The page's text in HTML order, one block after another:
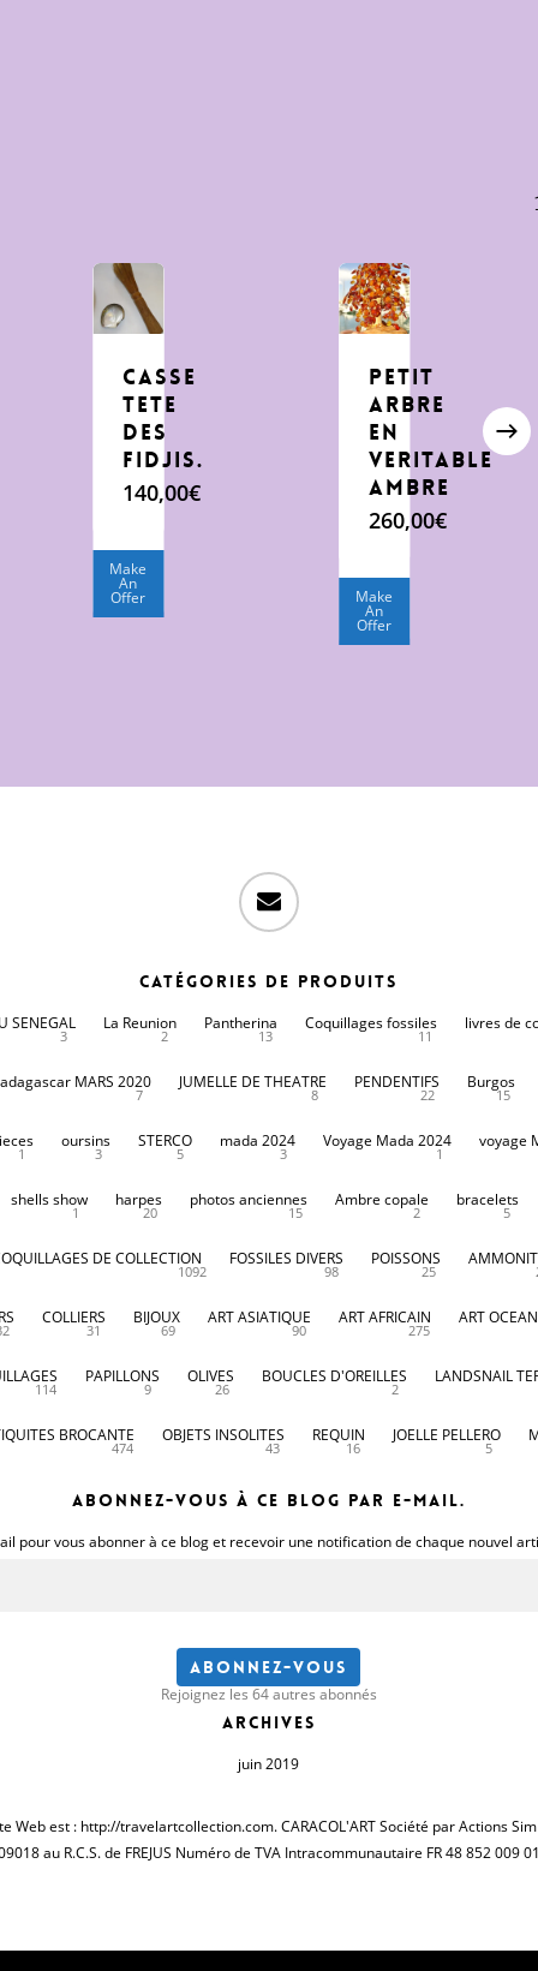
casse
tete
des
Fidjis.
140,00€
Make
An
Offer
Petit
arbre
en
veritable
Ambre
260,00€
Make
An
Offer
email
Catégories de produits
SENEGAL
3
La Reunion
2
Pantherina
13
Coquillages fossiles
11
livres de
MARS 2020
7
JUMELLE DE THEATRE
8
PENDENTIFS
22
Burgos
15
1
oursins
3
STERCO
5
mada 2024
3
Voyage Mada 2024
1
voyage
shells show
1
harpes
20
photos anciennes
15
Ambre copale
2
bracelets
5
DE COLLECTION
1092
FOSSILES DIVERS
98
POISSONS
25
COLLIERS
31
BIJOUX
69
ART ASIATIQUE
90
ART AFRICAIN
275
ART
114
PAPILLONS
9
OLIVES
26
BOUCLES D'OREILLES
2
LANDSNAIL
BROCANTE
474
OBJETS INSOLITES
43
REQUIN
16
JOELLE PELLERO
5
Abonnez-vous à ce blog par e-mail.
pour vous abonner à ce blog et recevoir une notification de chaque nouvel
Abonnez-vous
Rejoignez les 64 autres abonnés
Archives
juin 2019
Web est : http://travelartcollection.com. CARACOL'ART Société par Actions
au R.C.S. de FREJUS Numéro de TVA Intracommunautaire FR 48 852 009